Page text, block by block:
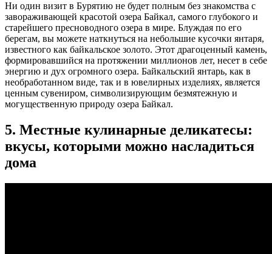
Ни один визит в Бурятию не будет полным без знакомства с
завораживающей красотой озера Байкал, самого глубокого и
старейшего пресноводного озера в мире. Блуждая по его
берегам, вы можете наткнуться на небольшие кусочки янтаря,
известного как байкальское золото. Этот драгоценный камень,
формировавшийся на протяжении миллионов лет, несет в себе
энергию и дух огромного озера. Байкальский янтарь, как в
необработанном виде, так и в ювелирных изделиях, является
ценным сувениром, символизирующим безмятежную и
могущественную природу озера Байкал.
5. Местные кулинарные деликатесы:
вкусы, которыми можно насладиться
дома